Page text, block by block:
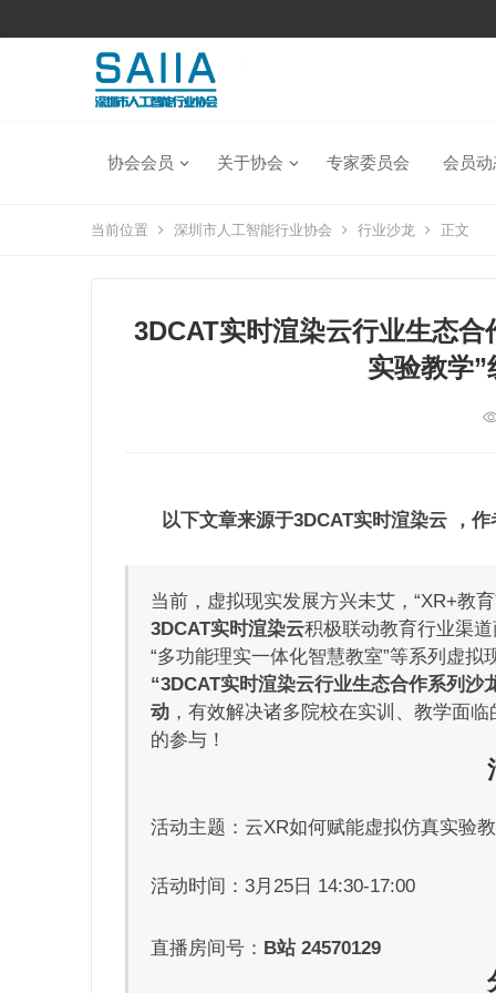
协会会员 关于协会 专家委员会 会员动
当前位置 深圳市人工智能行业协会 行业沙龙 正文
3DCAT实时渲染云行业生态
实验教学
以下文章来源于3DCAT实时渲染云 ，
当前，虚拟现实发展方兴未艾，“XR+教
3DCAT实时渲染云积极联动教育行业渠
“多功能理实一体化智慧教室”等系列虚拟
“3DCAT实时渲染云行业生态合作系列沙
动 ，有效解决诸多院校在实训、教学面
的参与！
活动主题：云XR如何赋能虚拟仿真实验
活动时间：3月25日 14:30-17:00
直播房间号： B站 24570129